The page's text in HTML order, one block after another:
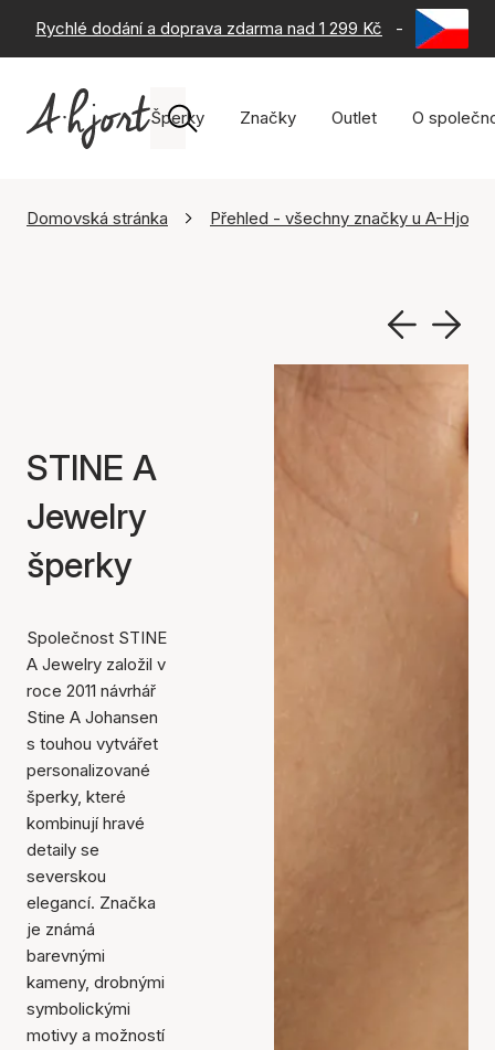
Rychlé dodání a doprava zdarma nad 1 299 Kč - 60 dní
Šperky Značky Outlet O
Domovská stránka Přehled - všechny značky u A-Hjort
STINE A
Jewelry
šperky
Společnost STINE
A Jewelry založil v
roce 2011 návrhář
Stine A Johansen
s touhou vytvářet
personalizované
šperky, které
kombinují hravé
detaily se
severskou
elegancí. Značka
je známá
barevnými
kameny, drobnými
symbolickými
motivy a možností